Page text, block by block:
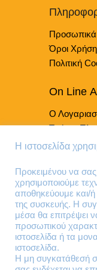
Όροι
Πολιτική
On Line
Ο
Τρόποι
Τρόποι
210 41 13
210 41 13
Διεύθυνση
Η ιστοσελίδα
Προκειμένου να σας
χρησιμοποιούμε
αποθηκεύουμε και/
της συσκευής. Η
μέσα θα επιτρέψει
προσωπικού
ιστοσελίδα ή τα
ιστοσελίδα.
Η μη συγκατάθεσή